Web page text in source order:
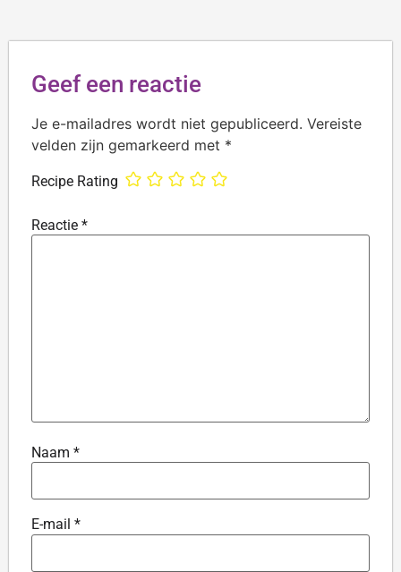
Geef een reactie
Je e-mailadres wordt niet gepubliceerd. Vereiste
velden zijn gemarkeerd met *
Recipe Rating
Reactie *
Naam *
E-mail *